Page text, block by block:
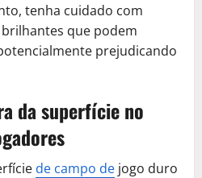
tenha cuidado com
que podem
prejudicando
da superfície no
de campo de jogo duro